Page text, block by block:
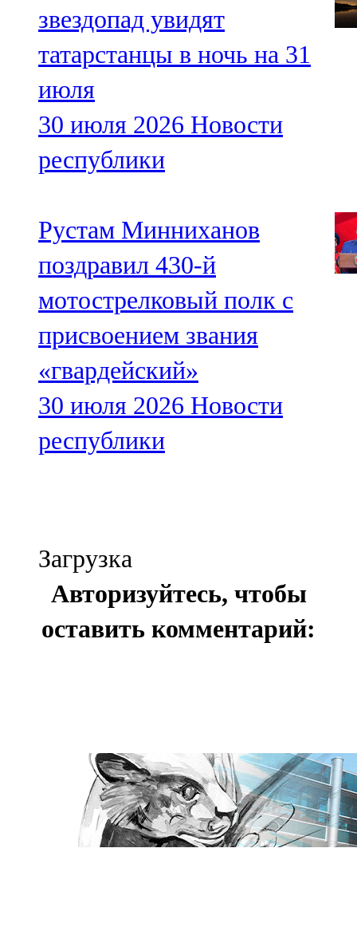
звездопад увидят
татарстанцы в ночь на 31
июля
30 июля 2026 Новости
республики
Рустам Минниханов
поздравил 430-й
мотострелковый полк с
присвоением звания
«гвардейский»
30 июля 2026 Новости
республики
Загрузка
Авторизуйтесь, чтобы
оставить комментарий: